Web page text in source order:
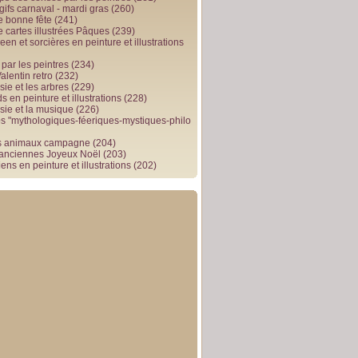
carnaval - mardi gras (260)
bonne fête (241)
cartes illustrées Pâques (239)
et sorcières en peinture et illustrations
les peintres (234)
retro (232)
et les arbres (229)
en peinture et illustrations (228)
et la musique (226)
"mythologiques-féeriques-mystiques-philo
animaux campagne (204)
Joyeux Noël (203)
en peinture et illustrations (202)